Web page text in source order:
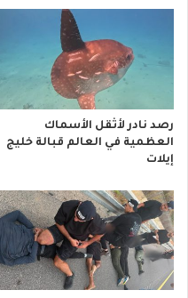
رصد نادر لأثقل الأسماك
العظمية في العالم قبالة خليج
إيلات